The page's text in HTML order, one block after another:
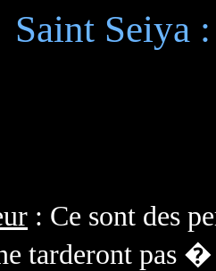
Saint Seiya
: Ce sont des
tarderont pas